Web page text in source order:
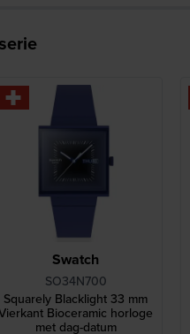
Swatch
SO34N700
Squarely Blacklight 33 mm
Bioceramic horloge
met dag-datum